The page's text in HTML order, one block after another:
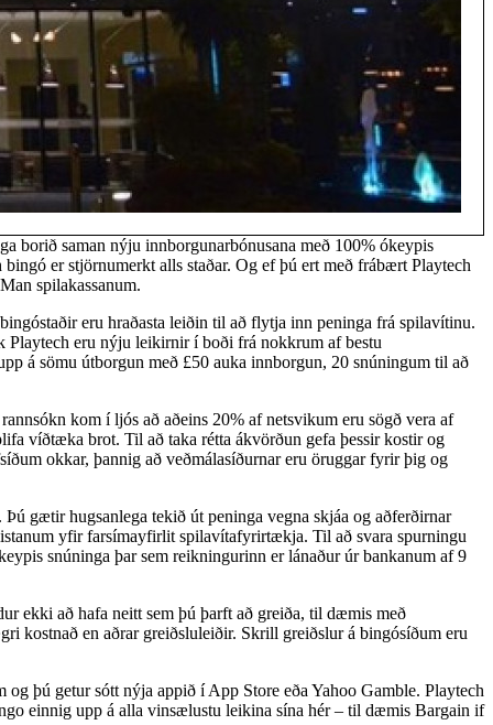
borið saman nýju innborgunarbónusana með 100% ókeypis
er stjörnumerkt alls staðar. Og ef þú ert með frábært Playtech
spilakassanum.
eru hraðasta leiðin til að flytja inn peninga frá spilavítinu.
eru nýju leikirnir í boði frá nokkrum af bestu
á sömu útborgun með £50 auka innborgun, 20 snúningum til að
kom í ljós að aðeins 20% af netsvikum eru sögð vera af
víðtæka brot. Til að taka rétta ákvörðun gefa þessir kostir og
okkar, þannig að veðmálasíðurnar eru öruggar fyrir þig og
gætir hugsanlega tekið út peninga vegna skjáa og aðferðirnar
yfir farsímayfirlit spilavítafyrirtækja. Til að svara spurningu
snúninga þar sem reikningurinn er lánaður úr bankanum af 9
ekki að hafa neitt sem þú þarft að greiða, til dæmis með
kostnað en aðrar greiðsluleiðir. Skrill greiðslur á bingósíðum eru
þú getur sótt nýja appið í App Store eða Yahoo Gamble. Playtech
einnig upp á alla vinsælustu leikina sína hér – til dæmis Bargain if